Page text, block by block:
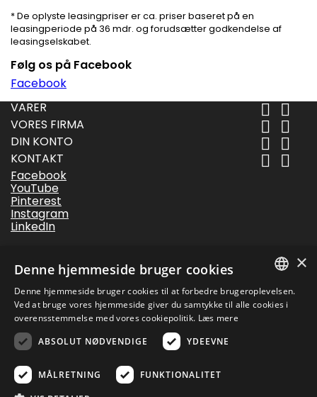
* De oplyste leasingpriser er ca. priser baseret på en
leasingperiode på 36 mdr. og forudsætter godkendelse af
leasingselskabet.
Følg os på Facebook
Facebook
VARER
 
VORES FIRMA  
DIN KONTO  
KONTAKT  
Facebook
YouTube
Pinterest
Instagram
LinkedIn
Nyhedsbrev
Du kan framelde dig når som helst. Vores
handelsbetingelserne.
DANISH
×
Denne hjemmeside bruger cookies
Denne hjemmeside bruger cookies til at forbedre brugeroplevelsen.
Ved at bruge vores hjemmeside giver du samtykke til alle cookies i
overensstemmelse med vores cookiepolitik. Læs mere
ABSOLUT NØDVENDIGE
YDEEVNE
MÅLRETNING FUNKTIONALITET